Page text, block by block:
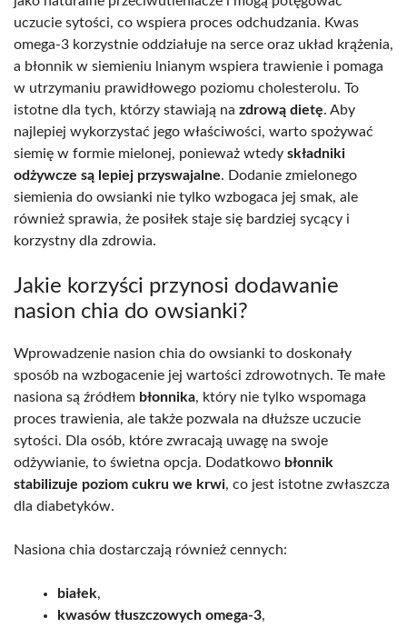
uczucie sytości, co wspiera proces odchudzania. Kwas
omega-3 korzystnie oddziałuje na serce oraz układ krążenia,
a błonnik w siemieniu lnianym wspiera trawienie i pomaga
w utrzymaniu prawidłowego poziomu cholesterolu. To
istotne dla tych, którzy stawiają na zdrową dietę. Aby
najlepiej wykorzystać jego właściwości, warto spożywać
siemię w formie mielonej, ponieważ wtedy składniki
odżywcze są lepiej przyswajalne. Dodanie zmielonego
siemienia do owsianki nie tylko wzbogaca jej smak, ale
również sprawia, że posiłek staje się bardziej sycący i
korzystny dla zdrowia.
Jakie korzyści przynosi dodawanie
nasion chia do owsianki?
Wprowadzenie nasion chia do owsianki to doskonały
sposób na wzbogacenie jej wartości zdrowotnych. Te małe
nasiona są źródłem błonnika, który nie tylko wspomaga
proces trawienia, ale także pozwala na dłuższe uczucie
sytości. Dla osób, które zwracają uwagę na swoje
odżywianie, to świetna opcja. Dodatkowo błonnik
stabilizuje poziom cukru we krwi, co jest istotne zwłaszcza
dla diabetyków.
Nasiona chia dostarczają również cennych:
białek,
kwasów tłuszczowych omega-3,